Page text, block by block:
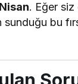
. Eğer
sunduğu bu